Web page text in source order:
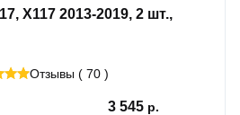
X117 2013-2019, 2 шт.,
Отзывы ( 70 )
3 545